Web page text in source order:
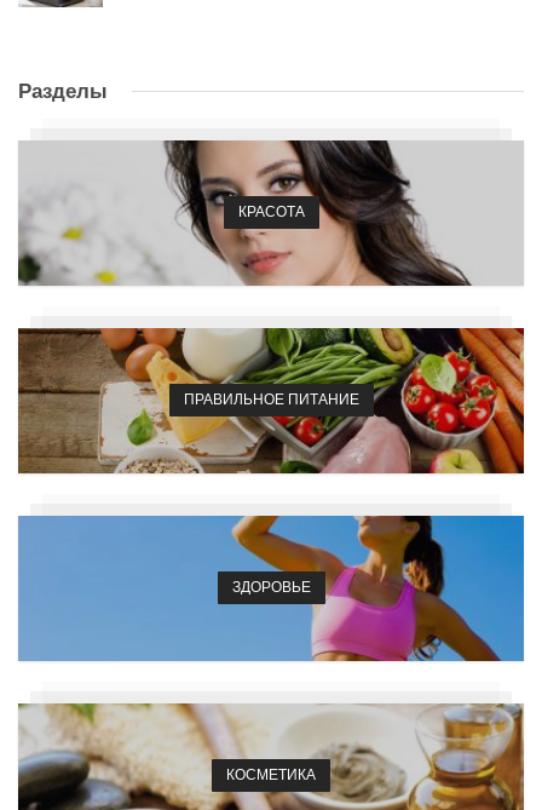
Разделы
КРАСОТА
ПРАВИЛЬНОЕ ПИТАНИЕ
ЗДОРОВЬЕ
КОСМЕТИКА